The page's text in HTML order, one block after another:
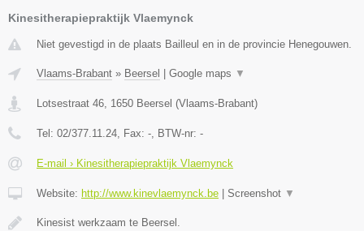
Kinesitherapiepraktijk Vlaemynck
Niet gevestigd in de plaats Bailleul en in de provincie Henegouwen.
Vlaams-Brabant » Beersel Google maps ▼
Lotsestraat 46 1650 Beersel (Vlaams-Brabant)
Tel: 02/377.11.24 , Fax: - , BTW-nr: -
E-mail › Kinesitherapiepraktijk Vlaemynck
Website: http://www.kinevlaemynck.be Screenshot ▼
Kinesist werkzaam te Beersel.